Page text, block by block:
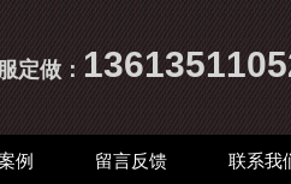
定做：
例 留言反馈 联系我